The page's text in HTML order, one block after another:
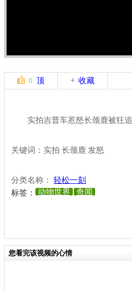
0 顶 收藏
实拍吉普车惹怒长颈鹿被狂追
关键词：实拍 长颈鹿 发怒
分类名称： 轻松一刻
标签：
动物世界 奇闻
您看完该视频的心情